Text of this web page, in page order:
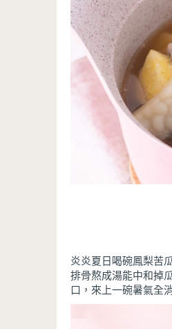
炎炎夏日喝碗鳳梨苦
排骨熬成湯能中和掉
口，來上一碗暑氣全